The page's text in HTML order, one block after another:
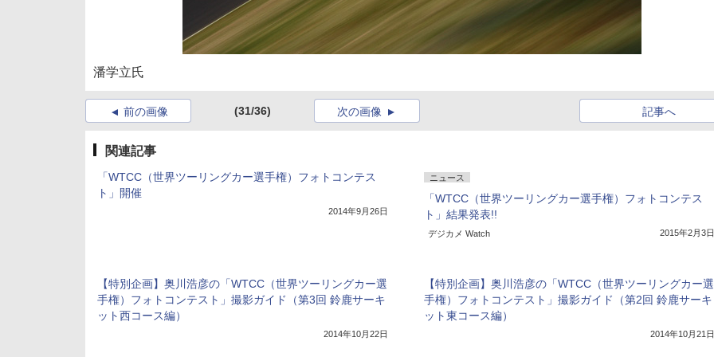
潘学立氏
前の画像 (31/36) 記事へ
次の画像
関連記事
「WTCC（世界ツーリングカー選手権）フォトコンテス
ト」開催
2014年9月26日
ニュース
「WTCC（世界ツーリングカー選手権）フォトコンテス
ト」結果発表!!
デジカメ Watch 2015年2月3日
【特別企画】奥川浩彦の「WTCC（世界ツーリングカー選
手権）フォトコンテスト」撮影ガイド（第3回 鈴鹿サーキ
ット西コース編）
2014年10月22日
【特別企画】奥川浩彦の「WTCC（世界ツーリングカー選
手権）フォトコンテスト」撮影ガイド（第2回 鈴鹿サーキ
ット東コース編）
2014年10月21日